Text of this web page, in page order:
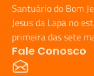
Santuário do Bom
Jesus da Lapa no
primeira das sete
Fale Conosco